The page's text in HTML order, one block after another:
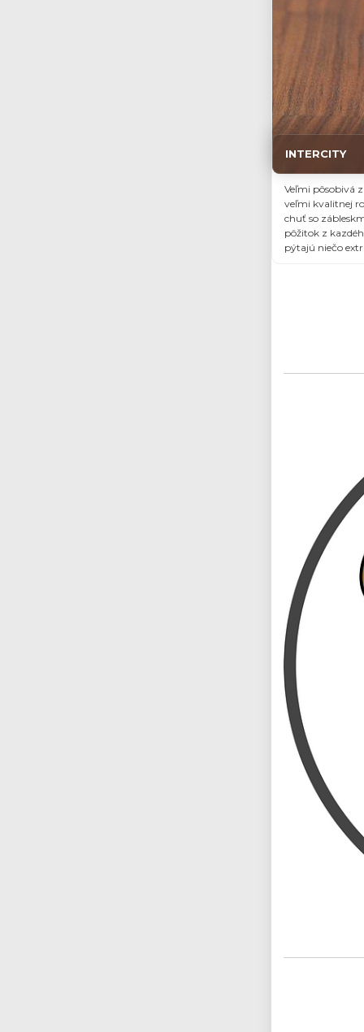
INTERCITY
Veľmi pôsobivá
veľmi kvalitnej
chuť so
pôžitok z
pýtajú niečo